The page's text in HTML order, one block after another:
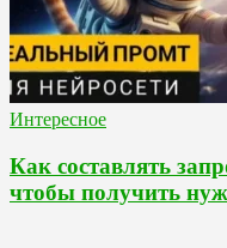
Интересное
Как составлять
чтобы получить